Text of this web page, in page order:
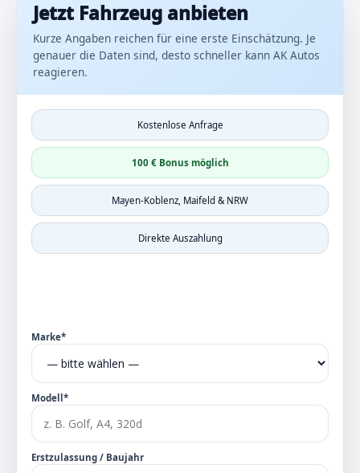
Jetzt Fahrzeug anbieten
Kurze Angaben reichen für eine erste Einschätzung. Je
genauer die Daten sind, desto schneller kann AK Autos
reagieren.
Kostenlose Anfrage
100 € Bonus möglich
Mayen-Koblenz, Maifeld & NRW
Direkte Auszahlung
Marke*
Modell*
Erstzulassung / Baujahr